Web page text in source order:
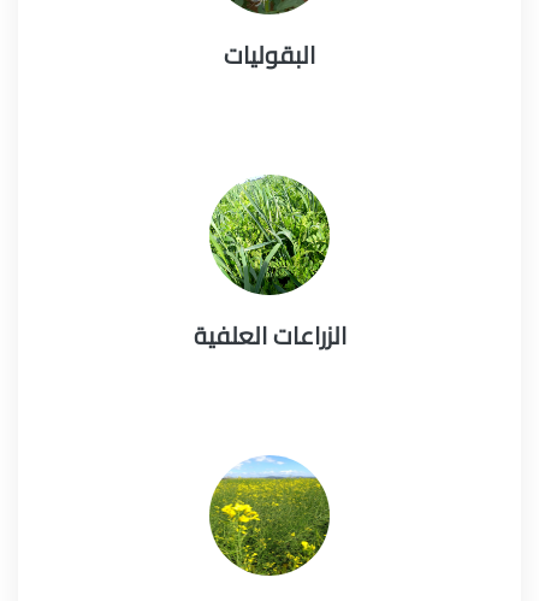
البقوليات
الزراعات العلفية